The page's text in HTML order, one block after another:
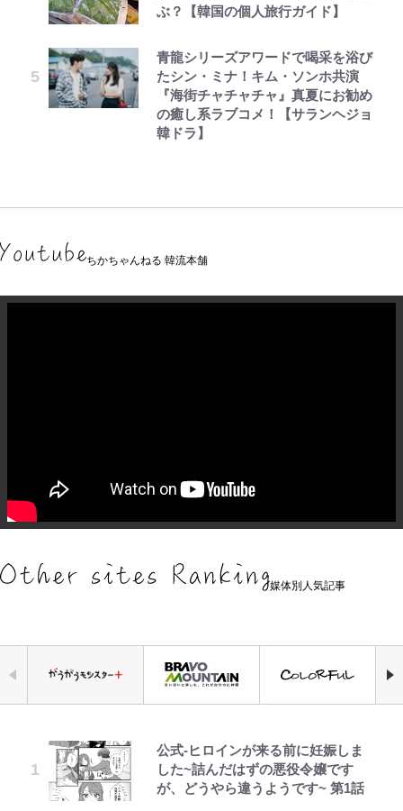
ぶ？【韓国の個人旅行ガイド】
青龍シリーズアワードで喝采を浴び
たシン・ミナ！キム・ソンホ共演
『海街チャチャチャ』真夏にお勧め
の癒し系ラブコメ！【サランヘジョ
韓ドラ】
ちかちゃんねる 韓流本舗
媒体別人気記事
公式-ヒロインが来る前に妊娠しま
した~詰んだはずの悪役令嬢です
が、どうやら違うようです~ 第1話
青く美しい「幸せのブルービー」の
正体とは？ 身近な場所で見つける
コツを紹介【あなたのすぐそばにい
空の轍と大地の雲と 第1回
浦和と千葉の首をかしげる主力放
出、柏リカルドの下で新加入2人が
化ける！Jリーグに必要な外国人選
えびめしの流儀
千葉雄大、ほっそりイケメン近影に
「顔パンパンだったのに」反響 視
聴者が想った激変の納得理由
「自分の絵ごと、このジャンルはそ
ろそろ終わりかな」江口寿史が炎上
を経て樋口毅宏に語ったこと
錦織一清の写真集はなぜ私服なの
か…高級ブランドをやめ等身大の自
分を表現する現在「ちゃんとおじい